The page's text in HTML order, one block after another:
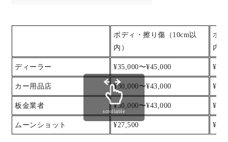
ボディ・擦り傷（10cm以
内）
ボ
内）
ディーラー ¥35,000〜¥45,000
カー用品店 ¥30,000〜¥43,000
板金業者 ¥30,000〜¥43,000
ムーンショット ¥27,500
scrollable